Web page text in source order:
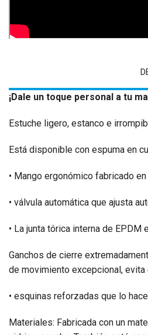
¡Dale un toque personal a tu
Estuche ligero, estanco e
Está disponible con espuma en
• Mango ergonómico fabricado
• válvula automática que ajusta
• La junta tórica interna de
Ganchos de cierre
de movimiento excepcional,
• esquinas reforzadas que lo
Materiales: Fabricada con un